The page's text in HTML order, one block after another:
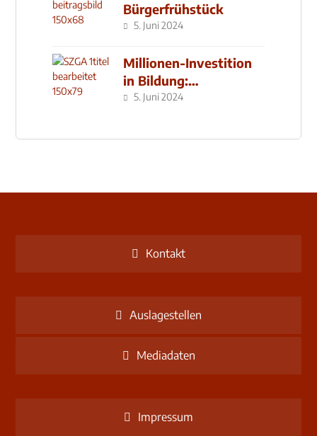
Bürgerfrühstück
5. Juni 2024
Millionen-Investition
in Bildung:
Schulzentrum-Neubau
5. Juni 2024
Kontakt
Auslagestellen
Mediadaten
Impressum